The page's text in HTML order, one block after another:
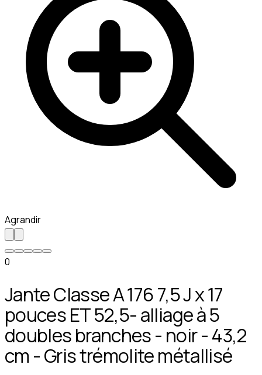
Agrandir
0
Jante Classe A 176 7,5 J x 17
pouces ET 52,5- alliage à 5
doubles branches - noir - 43,2
cm - Gris trémolite métallisé